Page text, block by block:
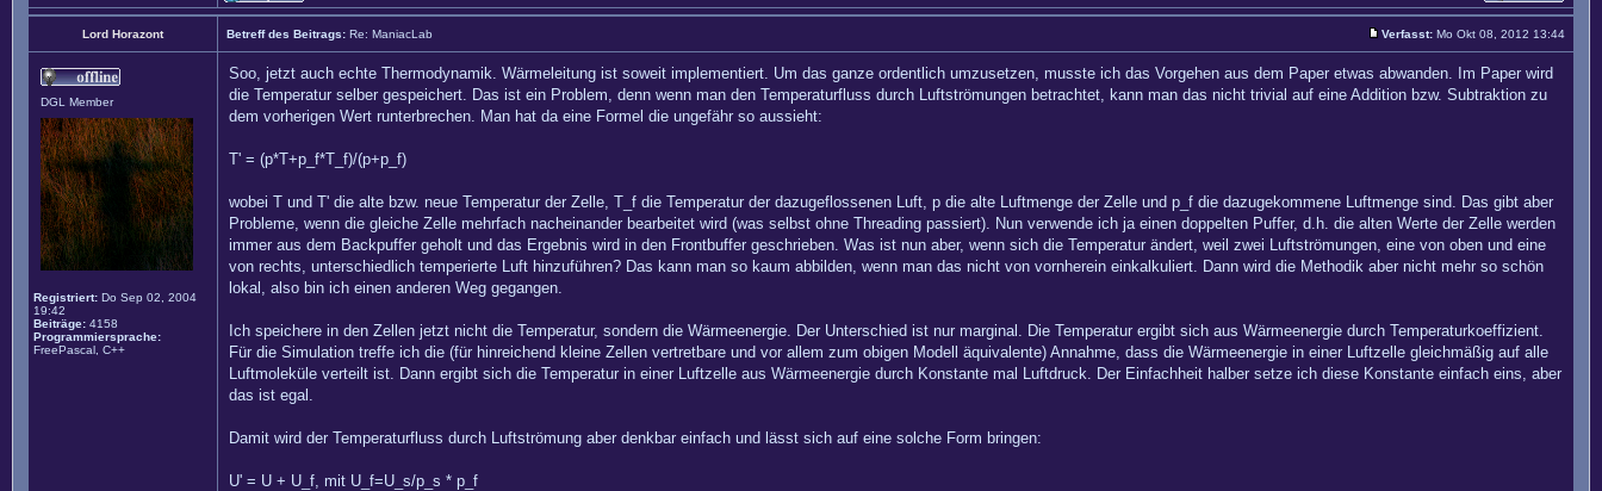
Lord Horazont Betreff des Beitrags: Re: ManiacLab Verfasst: Mo Okt 08, 2012 13:44
DGL Member
Registriert: Do Sep 02, 2004
19:42
Beiträge: 4158
Programmiersprache:
FreePascal, C++
Soo, jetzt auch echte Thermodynamik. Wärmeleitung ist soweit implementiert. Um das ganze ordentlich umzusetzen, musste ich das Vorgehen aus dem Paper etwas abwanden. Im Paper wird
die Temperatur selber gespeichert. Das ist ein Problem, denn wenn man den Temperaturfluss durch Luftströmungen betrachtet, kann man das nicht trivial auf eine Addition bzw. Subtraktion zu
dem vorherigen Wert runterbrechen. Man hat da eine Formel die ungefähr so aussieht:
T' = (p*T+p_f*T_f)/(p+p_f)
wobei T und T' die alte bzw. neue Temperatur der Zelle, T_f die Temperatur der dazugeflossenen Luft, p die alte Luftmenge der Zelle und p_f die dazugekommene Luftmenge sind. Das gibt aber
Probleme, wenn die gleiche Zelle mehrfach nacheinander bearbeitet wird (was selbst ohne Threading passiert). Nun verwende ich ja einen doppelten Puffer, d.h. die alten Werte der Zelle werden
immer aus dem Backpuffer geholt und das Ergebnis wird in den Frontbuffer geschrieben. Was ist nun aber, wenn sich die Temperatur ändert, weil zwei Luftströmungen, eine von oben und eine
von rechts, unterschiedlich temperierte Luft hinzuführen? Das kann man so kaum abbilden, wenn man das nicht von vornherein einkalkuliert. Dann wird die Methodik aber nicht mehr so schön
lokal, also bin ich einen anderen Weg gegangen.
Ich speichere in den Zellen jetzt nicht die Temperatur, sondern die Wärmeenergie. Der Unterschied ist nur marginal. Die Temperatur ergibt sich aus Wärmeenergie durch Temperaturkoeffizient.
Für die Simulation treffe ich die (für hinreichend kleine Zellen vertretbare und vor allem zum obigen Modell äquivalente) Annahme, dass die Wärmeenergie in einer Luftzelle gleichmäßig auf alle
Luftmoleküle verteilt ist. Dann ergibt sich die Temperatur in einer Luftzelle aus Wärmeenergie durch Konstante mal Luftdruck. Der Einfachheit halber setze ich diese Konstante einfach eins, aber
das ist egal.
Damit wird der Temperaturfluss durch Luftströmung aber denkbar einfach und lässt sich auf eine solche Form bringen:
U' = U + U_f, mit U_f=U_s/p_s * p_f